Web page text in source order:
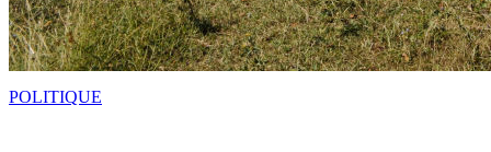
POLITIQUE